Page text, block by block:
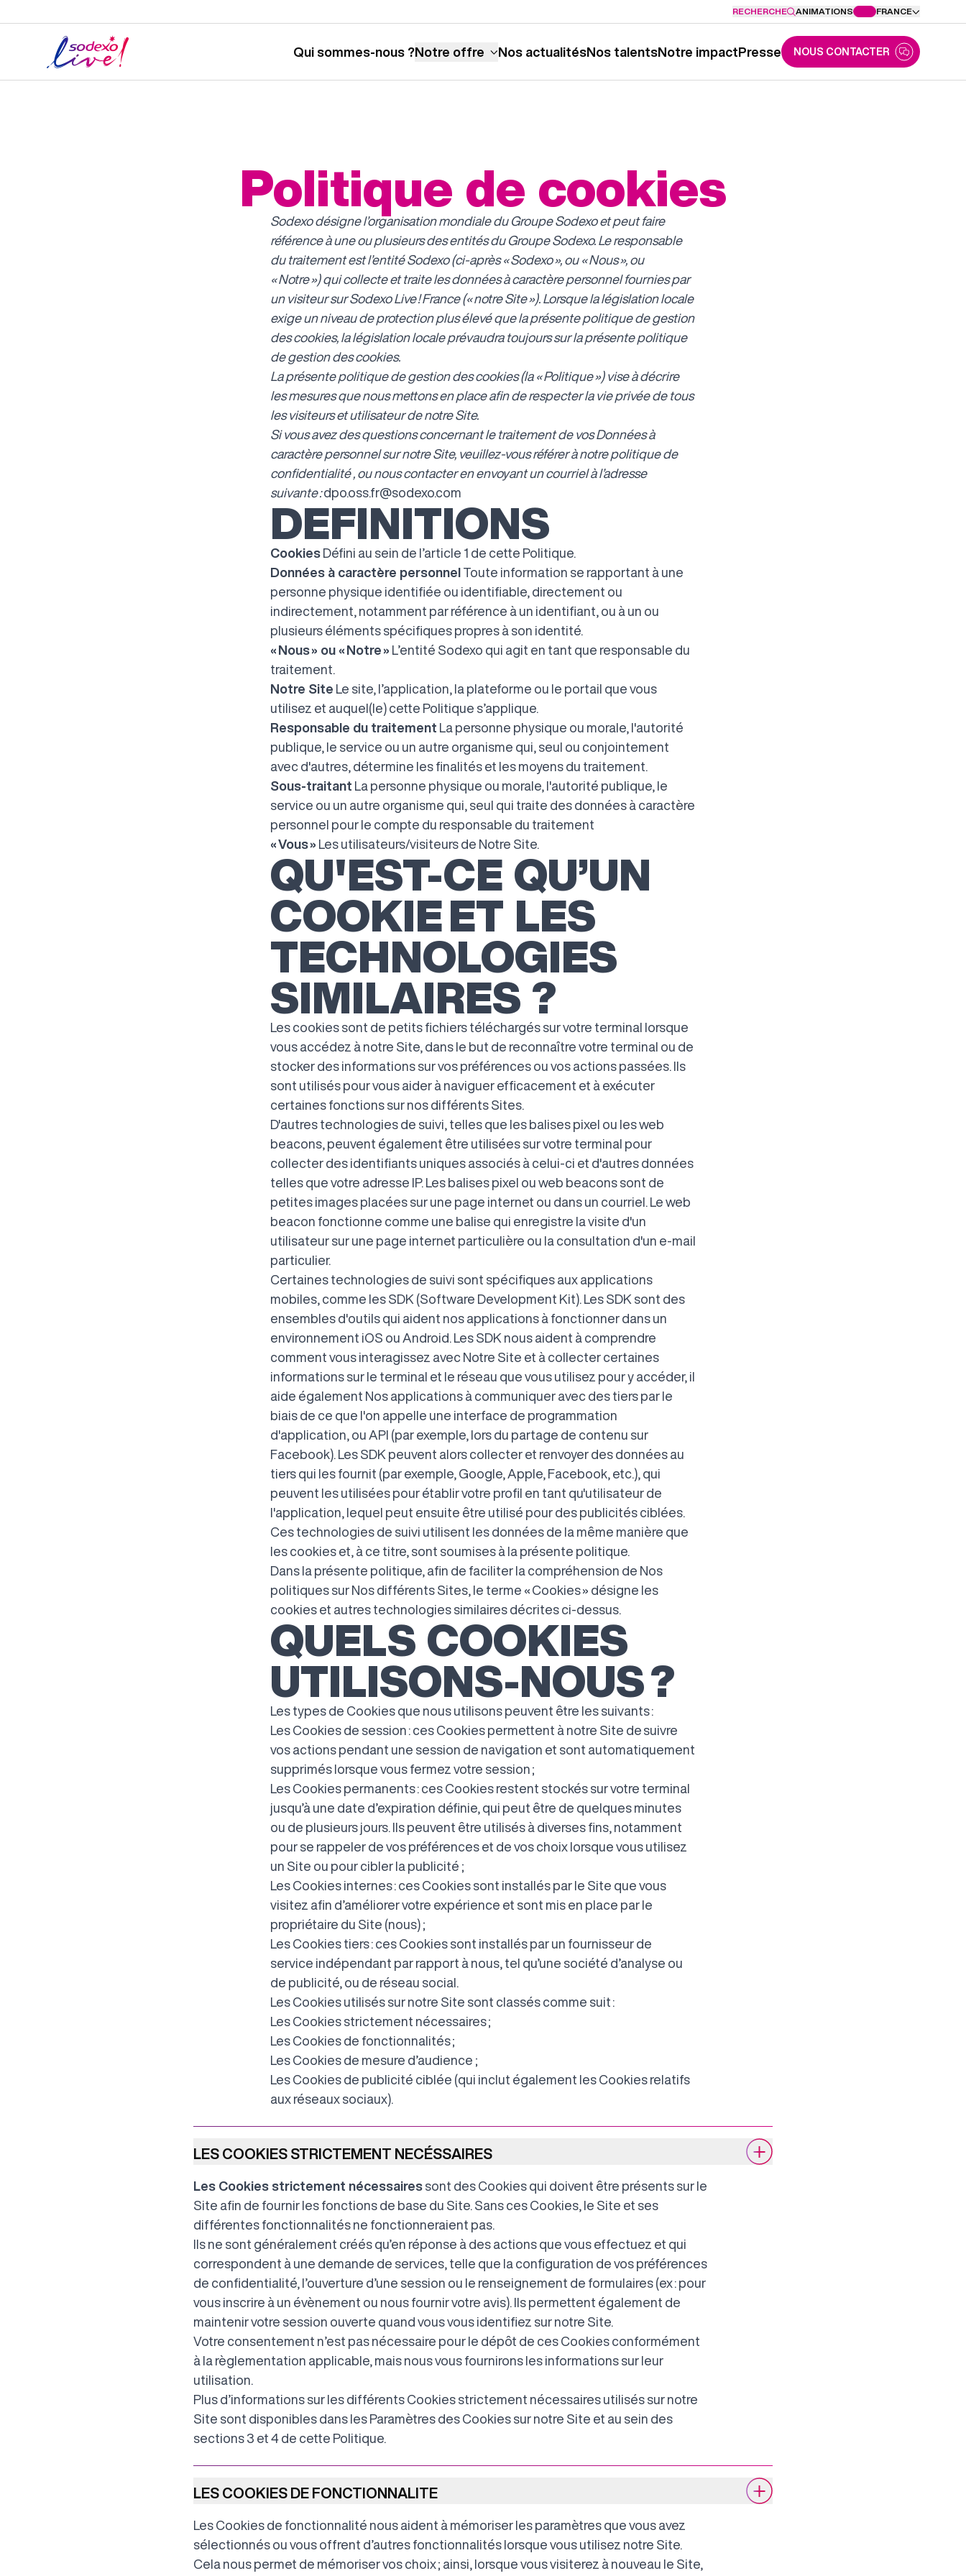
RECHERCHE ANIMATIONS FRANCE
Qui sommes-nous ?Notre offre Nos actualitésNos talentsNotre impactPresse NOUS CONTACTER
Politique de cookies
Sodexo désigne l’organisation mondiale du Groupe Sodexo et peut faire
référence à une ou plusieurs des entités du Groupe Sodexo. Le responsable
du traitement est l’entité Sodexo (ci-après « Sodexo », ou « Nous », ou
« Notre ») qui collecte et traite les données à caractère personnel fournies par
un visiteur sur Sodexo Live ! France (« notre Site »). Lorsque la législation locale
exige un niveau de protection plus élevé que la présente politique de gestion
des cookies, la législation locale prévaudra toujours sur la présente politique
de gestion des cookies.
La présente politique de gestion des cookies (la « Politique ») vise à décrire
les mesures que nous mettons en place afin de respecter la vie privée de tous
les visiteurs et utilisateur de notre Site.
Si vous avez des questions concernant le traitement de vos Données à
caractère personnel sur notre Site, veuillez-vous référer à notre politique de
confidentialité, ou nous contacter en envoyant un courriel à l’adresse
suivante :dpo.oss.fr@sodexo.com
DEFINITIONS
Cookies Défini au sein de l’article 1 de cette Politique.
Données à caractère personnel Toute information se rapportant à une
personne physique identifiée ou identifiable, directement ou
indirectement, notamment par référence à un identifiant, ou à un ou
plusieurs éléments spécifiques propres à son identité.
« Nous » ou « Notre » L’entité Sodexo qui agit en tant que responsable du
traitement.
Notre Site Le site, l’application, la plateforme ou le portail que vous
utilisez et auquel(le) cette Politique s’applique.
Responsable du traitement La personne physique ou morale, l'autorité
publique, le service ou un autre organisme qui, seul ou conjointement
avec d'autres, détermine les finalités et les moyens du traitement.
Sous-traitant La personne physique ou morale, l'autorité publique, le
service ou un autre organisme qui, seul qui traite des données à caractère
personnel pour le compte du responsable du traitement
« Vous » Les utilisateurs/visiteurs de Notre Site.
QU'EST-CE QU’UN
COOKIE ET LES
TECHNOLOGIES
SIMILAIRES ?
Les cookies sont de petits fichiers téléchargés sur votre terminal lorsque
vous accédez à notre Site, dans le but de reconnaître votre terminal ou de
stocker des informations sur vos préférences ou vos actions passées. Ils
sont utilisés pour vous aider à naviguer efficacement et à exécuter
certaines fonctions sur nos différents Sites.
D'autres technologies de suivi, telles que les balises pixel ou les web
beacons, peuvent également être utilisées sur votre terminal pour
collecter des identifiants uniques associés à celui-ci et d'autres données
telles que votre adresse IP. Les balises pixel ou web beacons sont de
petites images placées sur une page internet ou dans un courriel. Le web
beacon fonctionne comme une balise qui enregistre la visite d'un
utilisateur sur une page internet particulière ou la consultation d'un e-mail
particulier.
Certaines technologies de suivi sont spécifiques aux applications
mobiles, comme les SDK (Software Development Kit). Les SDK sont des
ensembles d'outils qui aident nos applications à fonctionner dans un
environnement iOS ou Android. Les SDK nous aident à comprendre
comment vous interagissez avec Notre Site et à collecter certaines
informations sur le terminal et le réseau que vous utilisez pour y accéder, il
aide également Nos applications à communiquer avec des tiers par le
biais de ce que l'on appelle une interface de programmation
d'application, ou API (par exemple, lors du partage de contenu sur
Facebook). Les SDK peuvent alors collecter et renvoyer des données au
tiers qui les fournit (par exemple, Google, Apple, Facebook, etc.), qui
peuvent les utilisées pour établir votre profil en tant qu'utilisateur de
l'application, lequel peut ensuite être utilisé pour des publicités ciblées.
Ces technologies de suivi utilisent les données de la même manière que
les cookies et, à ce titre, sont soumises à la présente politique.
Dans la présente politique, afin de faciliter la compréhension de Nos
politiques sur Nos différents Sites, le terme « Cookies » désigne les
cookies et autres technologies similaires décrites ci-dessus.
QUELS COOKIES
UTILISONS-NOUS ?
Les types de Cookies que nous utilisons peuvent être les suivants :
Les Cookies de session : ces Cookies permettent à notre Site de suivre
vos actions pendant une session de navigation et sont automatiquement
supprimés lorsque vous fermez votre session ;
Les Cookies permanents : ces Cookies restent stockés sur votre terminal
jusqu’à une date d’expiration définie, qui peut être de quelques minutes
ou de plusieurs jours. Ils peuvent être utilisés à diverses fins, notamment
pour se rappeler de vos préférences et de vos choix lorsque vous utilisez
un Site ou pour cibler la publicité ;
Les Cookies internes : ces Cookies sont installés par le Site que vous
visitez afin d’améliorer votre expérience et sont mis en place par le
propriétaire du Site (nous) ;
Les Cookies tiers : ces Cookies sont installés par un fournisseur de
service indépendant par rapport à nous, tel qu’une société d’analyse ou
de publicité, ou de réseau social.
Les Cookies utilisés sur notre Site sont classés comme suit :
Les Cookies strictement nécessaires ;
Les Cookies de fonctionnalités ;
Les Cookies de mesure d’audience ;
Les Cookies de publicité ciblée (qui inclut également les Cookies relatifs
aux réseaux sociaux).
LES COOKIES STRICTEMENT NECÉSSAIRES
Les Cookies strictement nécessairessont des Cookies qui doivent être présents sur le
Site afin de fournir les fonctions de base du Site. Sans ces Cookies, le Site et ses
différentes fonctionnalités ne fonctionneraient pas.
Ils ne sont généralement créés qu’en réponse à des actions que vous effectuez et qui
correspondent à une demande de services, telle que la configuration de vos préférences
de confidentialité, l’ouverture d’une session ou le renseignement de formulaires (ex : pour
vous inscrire à un évènement ou nous fournir votre avis). Ils permettent également de
maintenir votre session ouverte quand vous vous identifiez sur notre Site.
Votre consentement n’est pas nécessaire pour le dépôt de ces Cookies conformément
à la règlementation applicable, mais nous vous fournirons les informations sur leur
utilisation.
Plus d’informations sur les différents Cookies strictement nécessaires utilisés sur notre
Site sont disponibles dans les Paramètres des Cookies sur notre Site et au sein des
sections 3 et 4 de cette Politique.
LES COOKIES DE FONCTIONNALITE
Les Cookies de fonctionnalité nous aident à mémoriser les paramètres que vous avez
sélectionnés ou vous offrent d’autres fonctionnalités lorsque vous utilisez notre Site.
Cela nous permet de mémoriser vos choix ; ainsi, lorsque vous visiterez à nouveau le Site,